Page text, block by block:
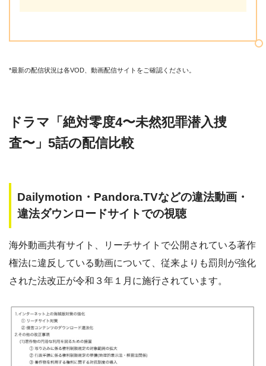
*最新の配信状況は各VOD、動画配信サイトをご確認ください。
ドラマ「絶対零度4〜未然犯罪潜入捜
査〜」5話の配信比較
Dailymotion・Pandora.TVなどの違法動画・
違法ダウンロードサイトでの視聴
海外動画共有サイト、リーチサイトで公開されている著作
権法に違反している動画について、従来よりも罰則が強化
された法改正が令和３年１月に施行されています。